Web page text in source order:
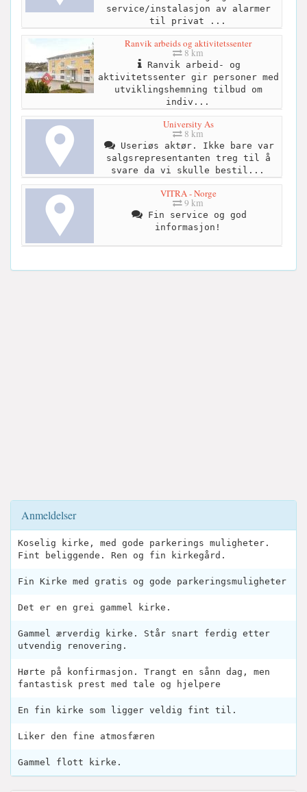
service/instalasjon av alarmer
til privat ...
Ranvik arbeids og aktivitetssenter
8 km
Ranvik arbeid- og
aktivitetssenter gir personer med
utviklingshemning tilbud om
indiv...
University As
8 km
Useriøs aktør. Ikke bare var
salgsrepresentanten treg til å
svare da vi skulle bestil...
VITRA - Norge
9 km
Fin service og god
informasjon!
Anmeldelser
Koselig kirke, med gode parkerings muligheter.
Fint beliggende. Ren og fin kirkegård.
Fin Kirke med gratis og gode parkeringsmuligheter
Det er en grei gammel kirke.
Gammel ærverdig kirke. Står snart ferdig etter
utvendig renovering.
Hørte på konfirmasjon. Trangt en sånn dag, men
fantastisk prest med tale og hjelpere
En fin kirke som ligger veldig fint til.
Liker den fine atmosfæren
Gammel flott kirke.